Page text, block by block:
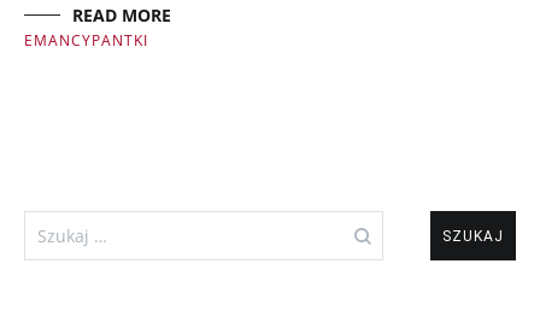
READ MORE
EMANCYPANTKI
Szukaj: